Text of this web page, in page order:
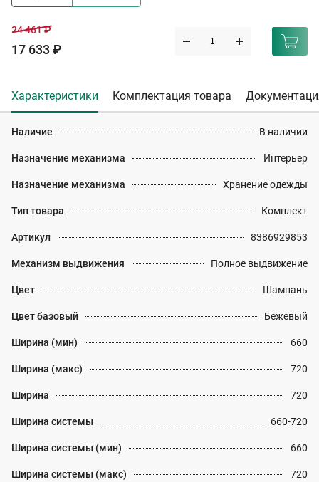
24 461 ₽
17 633 ₽
Характеристики Комплектация товара
Наличие В наличии
Назначение механизма Интерьер
Назначение механизма Хранение одежды
Тип товара Комплект
Артикул 8386929853
Механизм выдвижения Полное выдвижение
Цвет Шампань
Цвет базовый Бежевый
Ширина (мин) 660
Ширина (макс) 720
Ширина 720
Ширина системы 660-720
Ширина системы (мин) 660
Ширина системы (макс) 720